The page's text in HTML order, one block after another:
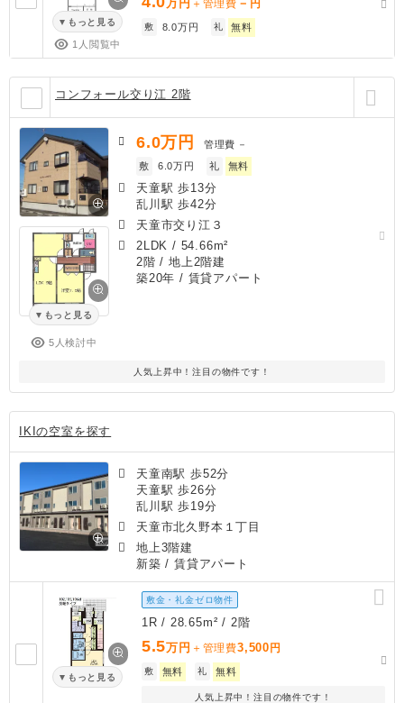
もっと見る
1人閲覧中
万円 ＋管理費 － 円
敷 8.0万円 礼 無料
コンフォール交り江 2階
もっと見る
5人検討中
6.0万円 管理費 －
敷
6.0万円 礼 無料
天童駅 歩13分
乱川駅 歩42分
天童市交り江３
2LDK / 54.66m²
2階 / 地上2階建
築20年 / 賃貸アパート
人気上昇中！注目の物件です！
IKIの空室を探す
天童南駅 歩52分
天童駅 歩26分
乱川駅 歩19分
天童市北久野本１丁目
地上3階建
新築 / 賃貸アパート
もっと見る
敷金・礼金ゼロ物件
1R / 28.65m² / 2階
5.5万円 ＋管理費3,500 円
敷 無料 礼 無料
人気上昇中！注目の物件です！